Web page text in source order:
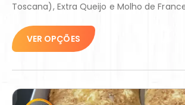
Toscana), Extra Queijo e Molho de
VER OPÇÕES